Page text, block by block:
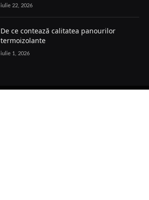
iulie 22, 2026
De ce contează calitatea panourilor
termoizolante
iulie 1, 2026